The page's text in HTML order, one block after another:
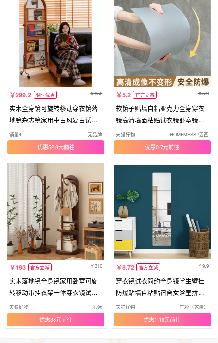
299.2 限时优惠 352
实木全身镜可旋转移动穿衣镜落
地镜杂志镜家用中古风复古试衣
镜子
销量4 无品牌
优惠52.8元
5.2 官方立减 5.9
软镜子贴墙自粘亚克力全身穿衣
镜高清墙面粘贴试衣镜卧室镜片
墙贴
天猫好物 HOMEMESSI/迈西
优惠0.7元
193 官方立减 310
实木落地镜全身镜家用卧室可旋
转移动带挂衣架一体穿衣镜试衣
镜子
天猫好物 乐远
优惠38元
8.72 官方立减 9.9
穿衣镜试衣简约全身镜学生壁挂
防爆贴墙自粘贴宿舍女浴室拼接
镜子
天猫好物 正彩（家装）
优惠1.18元